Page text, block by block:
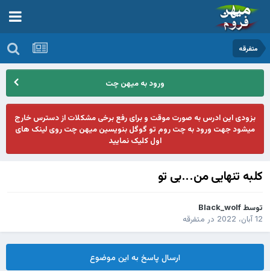
متفرقه
ورود به میهن چت
بزودی این ادرس به صورت موقت و برای رفع برخی مشکلات از دسترس خارج
میشود جهت ورود به چت روم تو گوگل بنویسین میهن چت روی لینک های
اول کلیک نمایید
کلبه تنهایی من...بی تو
توسط Black_wolf
12 آبان، 2022
در متفرقه
ارسال پاسخ به این موضوع